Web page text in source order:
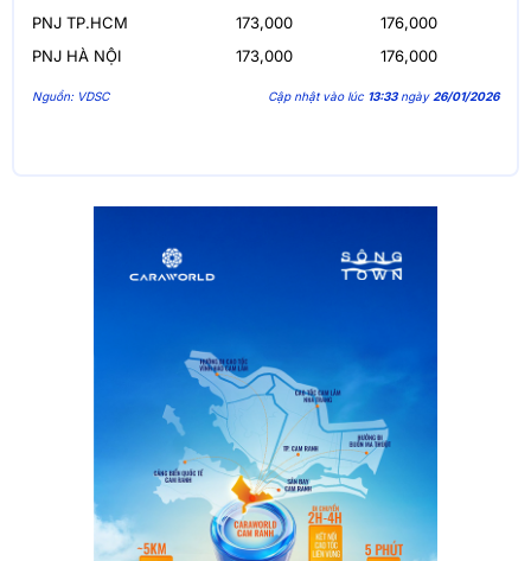
PNJ TP.HCM
173,000
176,000
PNJ HÀ NỘI
173,000 176,000
Nguồn: VDSC Cập nhật vào lúc 13:33ngày 26/01/2026